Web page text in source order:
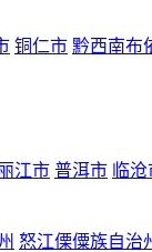
铜仁市 黔西南布
江市 普洱市 临
怒江傈僳族自治